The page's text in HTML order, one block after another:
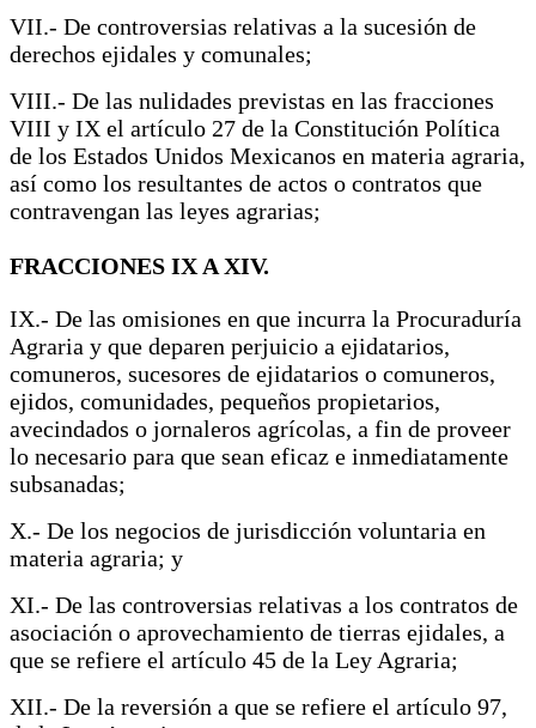
VII.- De controversias relativas a la sucesión de
derechos ejidales y comunales;
VIII.- De las nulidades previstas en las fracciones
VIII y IX el artículo 27 de la Constitución Política
de los Estados Unidos Mexicanos en materia agraria,
así como los resultantes de actos o contratos que
contravengan las leyes agrarias;
FRACCIONES IX A XIV.
IX.- De las omisiones en que incurra la Procuraduría
Agraria y que deparen perjuicio a ejidatarios,
comuneros, sucesores de ejidatarios o comuneros,
ejidos, comunidades, pequeños propietarios,
avecindados o jornaleros agrícolas, a fin de proveer
lo necesario para que sean eficaz e inmediatamente
subsanadas;
X.- De los negocios de jurisdicción voluntaria en
materia agraria; y
XI.- De las controversias relativas a los contratos de
asociación o aprovechamiento de tierras ejidales, a
que se refiere el artículo 45 de la Ley Agraria;
XII.- De la reversión a que se refiere el artículo 97,